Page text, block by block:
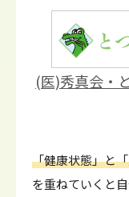
(医)秀真会・
「健康状態」と
を重ねていくと